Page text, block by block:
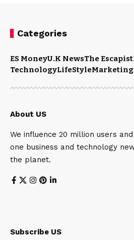
Categories
ES MoneyU.K NewsThe Escapist
TechnologyLifeStyleMarketing
About US
We influence 20 million users
one business and technology
the planet.
Subscribe US